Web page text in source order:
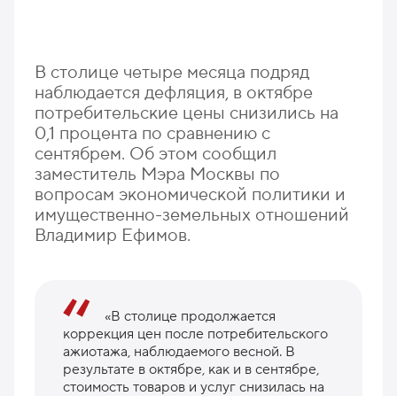
В столице четыре месяца подряд
наблюдается дефляция, в октябре
потребительские цены снизились на
0,1 процента по сравнению с
сентябрем. Об этом сообщил
заместитель Мэра Москвы по
вопросам экономической политики и
имущественно-земельных отношений
Владимир Ефимов.
«В столице продолжается
коррекция цен после потребительского
ажиотажа, наблюдаемого весной. В
результате в октябре, как и в сентябре,
стоимость товаров и услуг снизилась на